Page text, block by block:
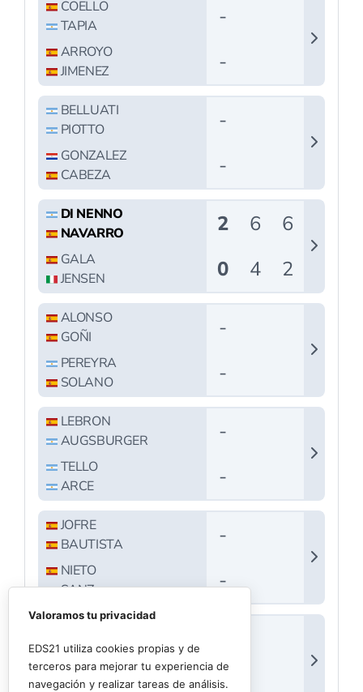
Valoramos tu privacidad
EDS21 utiliza cookies propias y de
terceros para mejorar tu experiencia de
navegación y realizar tareas de análisis.